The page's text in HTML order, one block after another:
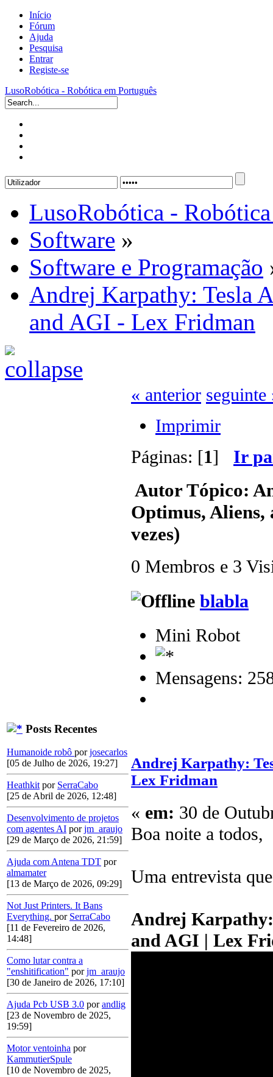
Início
Fórum
Ajuda
Pesquisa
Entrar
Registe-se
LusoRobótica - Robótica em Português
LusoRobótica -
Software »
Software e Programação
Andrej Karpathy: Tesla
and AGI - Lex Fridman
Posts Recentes
Humanoide robô porjosecarlos
[05 de Julho de 2026, 19:27]
Heathkit por SerraCabo
[25 de Abril de 2026, 12:48]
Desenvolvimento de projetos
com agentes AI porjm_araujo
[29 de Março de 2026, 21:59]
Ajuda com Antena TDT por
almamater
[13 de Março de 2026, 09:29]
Not Just Printers. It Bans
Everything. por SerraCabo
[11 de Fevereiro de 2026,
14:48]
Como lutar contra a
"enshitification" porjm_araujo
[30 de Janeiro de 2026, 17:10]
Ajuda Pcb USB 3.0 porandlig
[23 de Novembro de 2025,
19:59]
Motor ventoinha por
KammutierSpule
[10 de Novembro de 2025,
« anterior seguinte
Imprimir
Páginas: [1] Ir
AutorTópico:
Optimus,
vezes)
0 Membros e 3
blabla
Mini Robot
Mensagens:
Andrej Karpathy:
Lex Fridman
« em: 30 de
Boa noite a todos,
Uma entrevista
Andrej
and AGI | Lex